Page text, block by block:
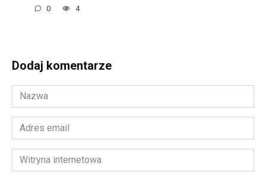
0 4
Dodaj komentarze
Nazwa
*
Adres
email
*Witryna
internetowa